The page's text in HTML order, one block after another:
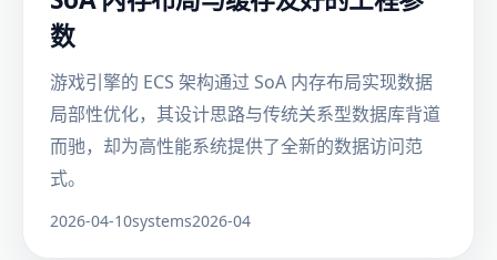
数
游戏引擎的 ECS 架构通过 SoA 内存布局实现数据
局部性优化，其设计思路与传统关系型数据库背道
而驰，却为高性能系统提供了全新的数据访问范
式。
2026-04-10systems2026-04